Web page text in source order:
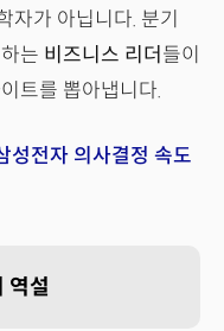
가 아닙니다. 분기
는 비즈니스 리더 들이
트를 뽑아냅니다.
성전자 의사결정 속도
역설